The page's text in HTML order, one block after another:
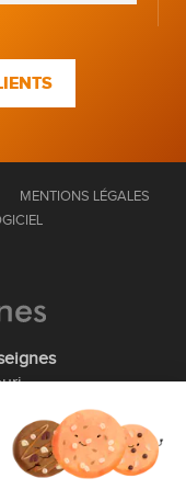
MENTIONS LÉGALES